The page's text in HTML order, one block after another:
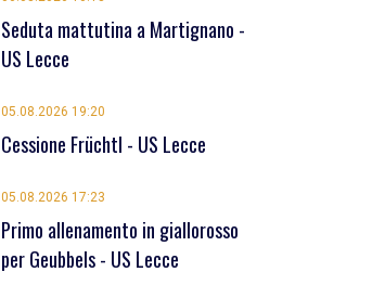
Seduta mattutina a Martignano -
US Lecce
05.08.2026 19:20
Cessione Früchtl - US Lecce
05.08.2026 17:23
Primo allenamento in giallorosso
per Geubbels - US Lecce